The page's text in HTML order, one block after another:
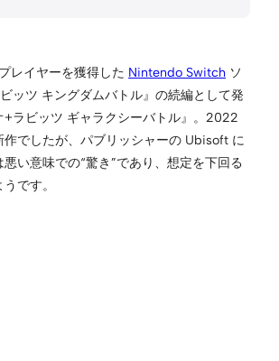
レイヤーを獲得した Nintendo Switch ソ
ッツ キングダムバトル』の続編として発
+ラビッツ ギャラクシーバトル』。2022
作でしたが、パブリッシャーの Ubisoft に
い意味での“驚き”であり、想定を下回る
です。